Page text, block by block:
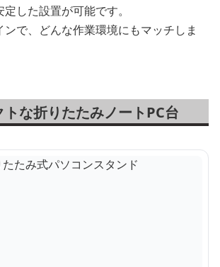
した設置が可能です。
ンで、どんな作業環境にもマッチしま
な折りたたみノートPC台